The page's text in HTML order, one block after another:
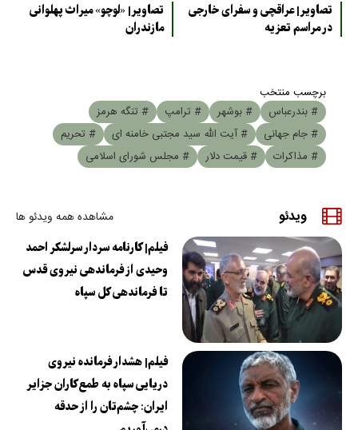
تصاویر| عراقچی و سفرای خارجی
در مراسم تعزیه
تصاویر| «لوچو» میراث پهلوانی
مازندران
برچسب منتخب
# بندرعباس
# بوشهر # ترامپ
# تنگه هرمز
# جام جهانی
# آیت الله سید مجتبی خامنه ای
# تحریم
# مذاکرات
# قیمت دلار # مجلس شورای اسلامی
ویدئو مشاهده همه ویدئو ها
فیلم| کارنامه سردار سرلشکر احمد
وحیدی از فرماندهی نیروی قدس
تا فرماندهی کل سپاه
فیلم| هشدار فرمانده نیروی
دریایی سپاه به طمع‌کاران جزایر
ایران: چشم‌تان را از حدقه